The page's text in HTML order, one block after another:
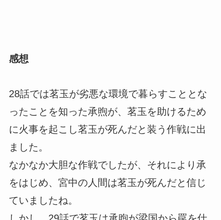
感想
28話では茗玉が劣悪な環境で暮らすこととな
ったことを知った承煦が、茗玉を助けるため
に火事を起こし茗玉が死んだと装う作戦に出
ました。
なかなか大胆な作戦でしたが、それにより承
をはじめ、宮中の人間は茗玉が死んだと信じ
ていましたね。